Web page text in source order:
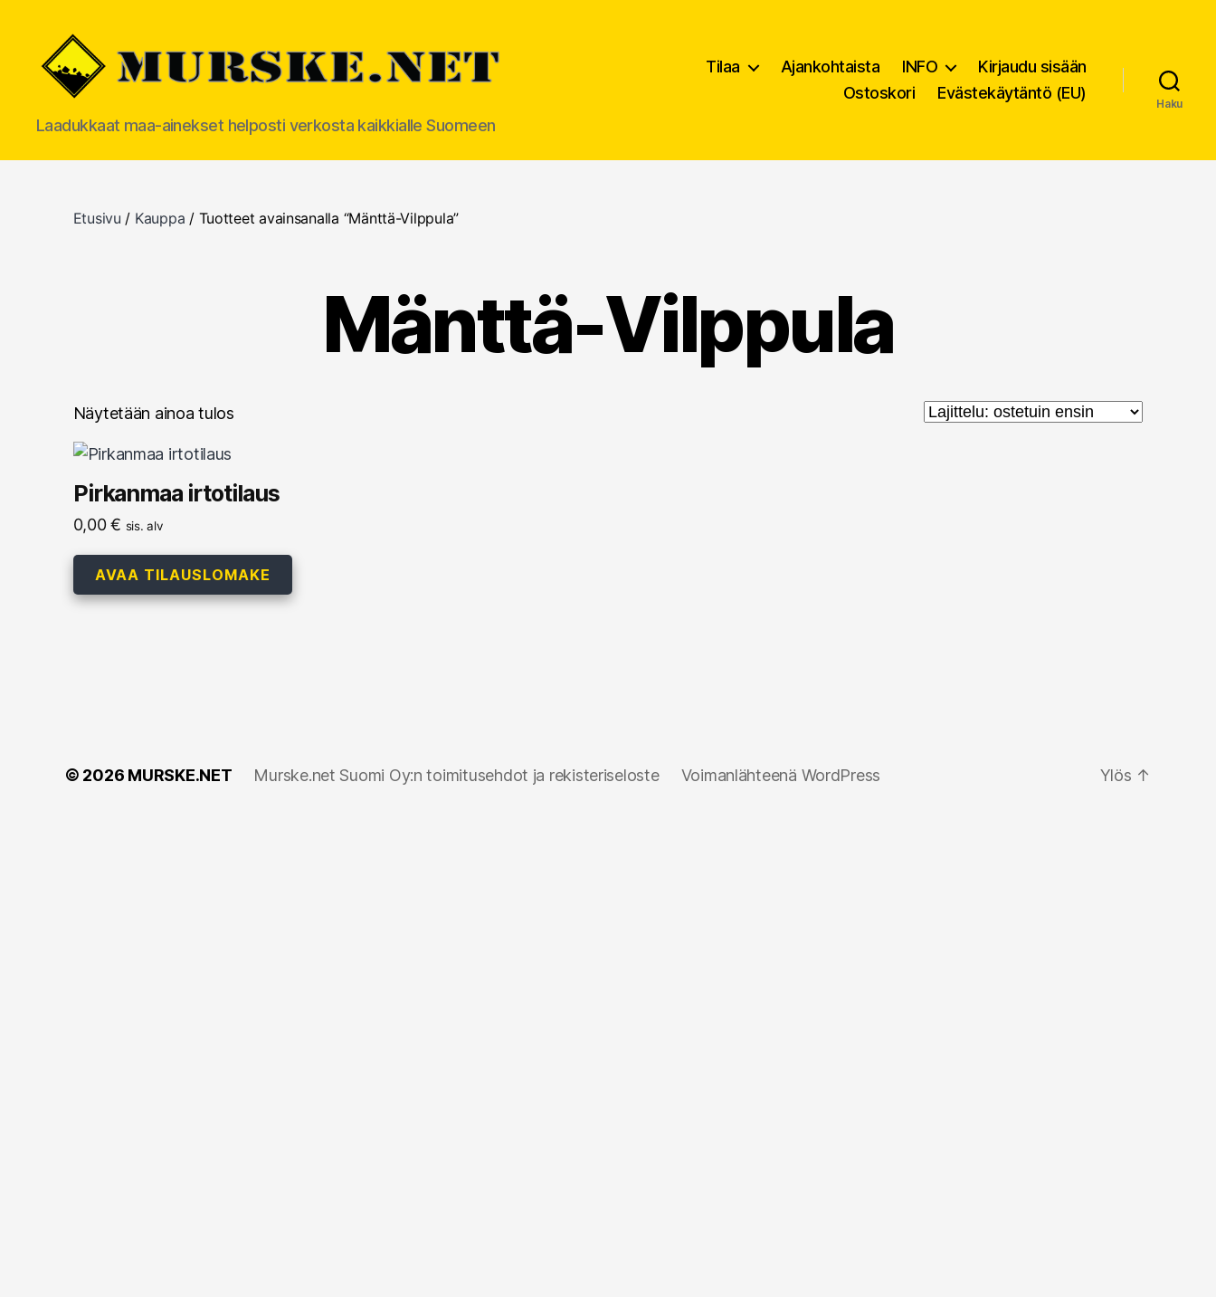
MURSKE.NET
Laadukkaat maa-ainekset helposti verkosta kaikkialle Suomeen
Tilaa Ajankohtaista INFO
Kirjaudu sisään
Ostoskori
Evästekäytäntö (EU)
Haku
Etusivu / Kauppa / Tuotteet avainsanalla “Mänttä-Vilppula”
Mänttä-Vilppula
Näytetään ainoa tulos
Pirkanmaa irtotilaus
0,00€ sis. alv
AVAA TILAUSLOMAKE
© 2026 MURSKE.NET Murske.net Suomi Oy:n toimitusehdot ja rekisteriseloste Voimanlähteenä WordPress Ylös ↑